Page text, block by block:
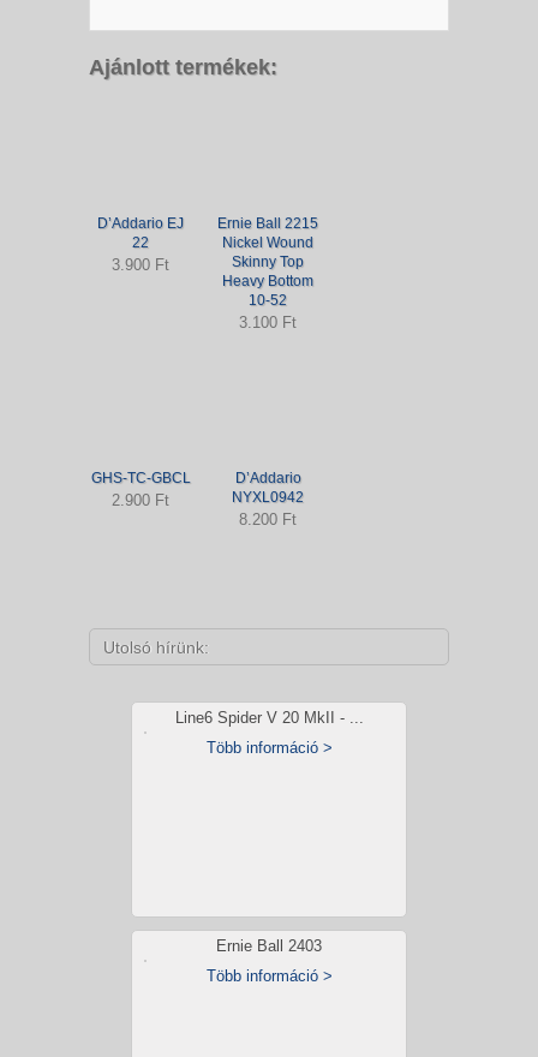
Ajánlott termékek:
D’Addario EJ
22
3.900 Ft
Ernie Ball 2215
Nickel Wound
Skinny Top
Heavy Bottom
10-52
3.100 Ft
GHS-TC-GBCL
2.900 Ft
D’Addario
NYXL0942
8.200 Ft
Utolsó hírünk:
Line6 Spider V 20 MkII - ...
Több információ >
Ernie Ball 2403
Több információ >